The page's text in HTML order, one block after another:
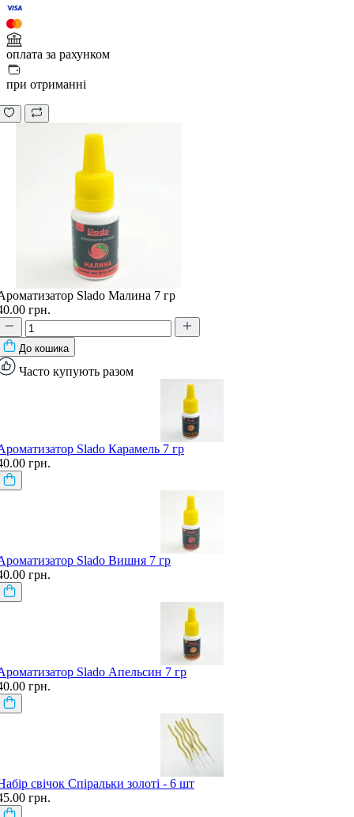
оплата за рахунком
при отриманні
Slado Малина 7 гр
грн.
До кошика
Часто купують разом
Slado Карамель 7 гр
грн.
Slado Вишня 7 гр
грн.
Slado Апельсин 7 гр
грн.
свічок Спіральки золоті - 6 шт
грн.